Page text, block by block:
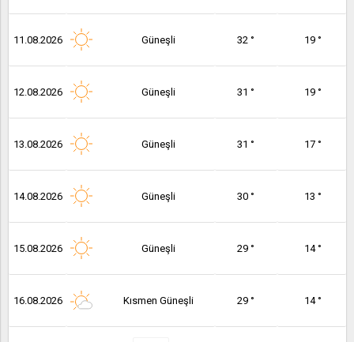
11.08.2026 Güneşli 32 ° 19 °
12.08.2026 Güneşli 31 ° 19 °
13.08.2026 Güneşli 31 ° 17 °
14.08.2026 Güneşli 30 ° 13 °
15.08.2026 Güneşli 29 ° 14 °
16.08.2026 Kısmen Güneşli 29 ° 14 °